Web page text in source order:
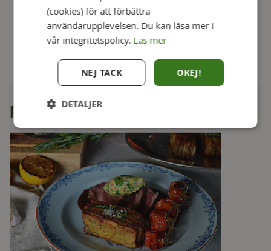
1 chili, finhackad (utan kärnor)
Fler goda recept
(cookies) för att förbättra
användarupplevelsen. Du kan läsa mer i
vår integritetspolicy. Läs mer
OKEJ!
NEJ TACK
DETALJER